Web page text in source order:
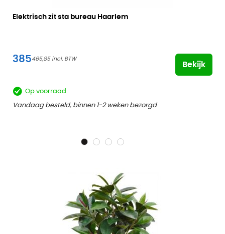
Elektrisch zit sta bureau Haarlem
385465,85
Bekijk
Op voorraad
Vandaag besteld, binnen 1-2 weken bezorgd